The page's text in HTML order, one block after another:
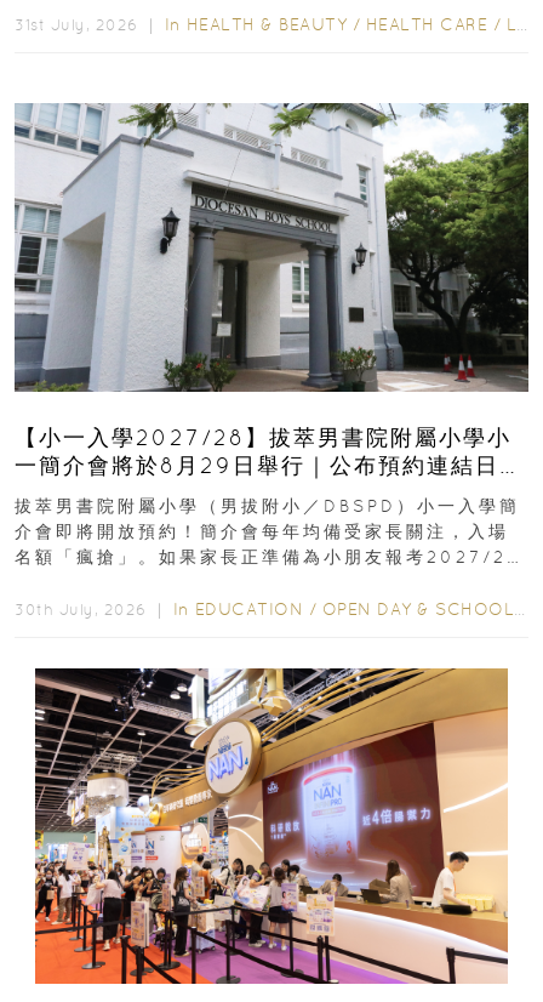
31st July, 2026 ｜ In HEALTH & BEAUTY / HEALTH CARE / LIFESTYLE
【小一入學2027/28】拔萃男書院附屬小學小
一簡介會將於8月29日舉行｜公布預約連結日期
｜更設有網上重溫
拔萃男書院附屬小學（男拔附小／DBSPD）小一入學簡
介會即將開放預約！簡介會每年均備受家長關注，入場
名額「瘋搶」。如果家長正準備為小朋友報考2027/28
30th July, 2026 ｜ In EDUCATION / OPEN DAY & SCHOOL EVENTS